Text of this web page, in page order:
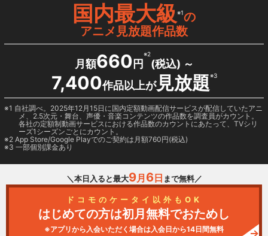
国内最大級※1の
アニメ見放題作品数
月額660 円
※2
(税込) ～
7,400作品以上が見放題※3
1 自社調べ。2025年12月15日に国内定額動画配信サービスが配信していたアニ
メ、2.5次元・舞台、声優・音楽コンテンツの作品数を調査員がカウント。
各社の定額制動画サービスにおける作品数のカウントにあたって、TVシリ
ーズ1シーズンごとにカウント。
2 App Store/Google Playでのご契約は月額760円(税込)
3 一部個別課金あり
＼本日入ると最大9月 6日 まで無料／
ドコモのケータイ以外もOK
はじめての方は初月無料でおためし
※アプリから入会いただく場合は入会日から14日間無料